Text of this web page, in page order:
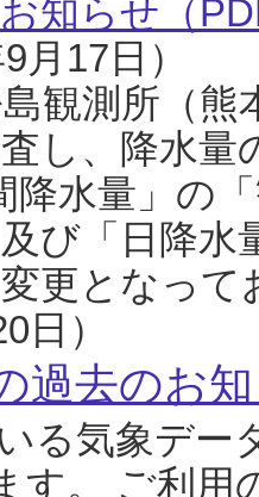
お知らせ（
月17日）
観測所（熊
し、降水
降水量」の
び「日降
更となっ
日）
過去のお
る気象デー
す。 ご利用